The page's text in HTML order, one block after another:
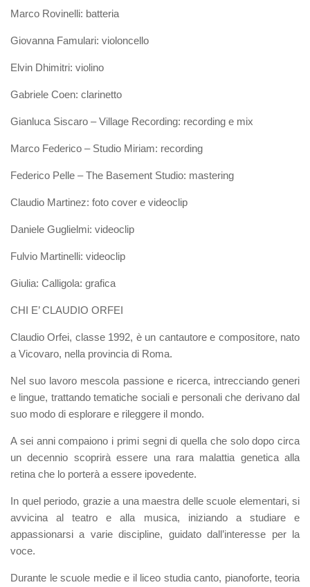
Marco Rovinelli: batteria
Giovanna Famulari: violoncello
Elvin Dhimitri: violino
Gabriele Coen: clarinetto
Gianluca Siscaro – Village Recording: recording e mix
Marco Federico – Studio Miriam: recording
Federico Pelle – The Basement Studio: mastering
Claudio Martinez: foto cover e videoclip
Daniele Guglielmi: videoclip
Fulvio Martinelli: videoclip
Giulia: Calligola: grafica
CHI E’ CLAUDIO ORFEI
Claudio Orfei, classe 1992, è un cantautore e compositore, nato
a Vicovaro, nella provincia di Roma.
Nel suo lavoro mescola passione e ricerca, intrecciando generi
e lingue, trattando tematiche sociali e personali che derivano dal
suo modo di esplorare e rileggere il mondo.
A sei anni compaiono i primi segni di quella che solo dopo circa
un decennio scoprirà essere una rara malattia genetica alla
retina che lo porterà a essere ipovedente.
In quel periodo, grazie a una maestra delle scuole elementari, si
avvicina al teatro e alla musica, iniziando a studiare e
appassionarsi a varie discipline, guidato dall’interesse per la
voce.
Durante le scuole medie e il liceo studia canto, pianoforte, teoria